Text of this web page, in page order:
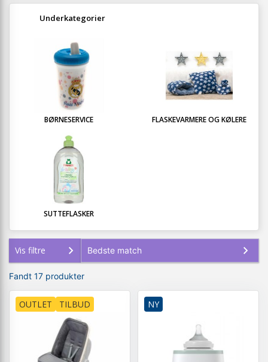
Underkategorier
BØRNESERVICE FLASKEVARMERE OG KØLERE
SUTTEFLASKER
Vis filtre
Fandt 17 produkter
OUTLET TILBUD NY